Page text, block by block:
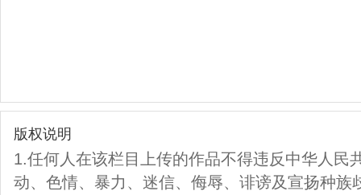
版权说明
1.任何人在该栏目上传的作品不得违反中华人民
动、色情、暴力、迷信、侮辱、诽谤及宣扬种族